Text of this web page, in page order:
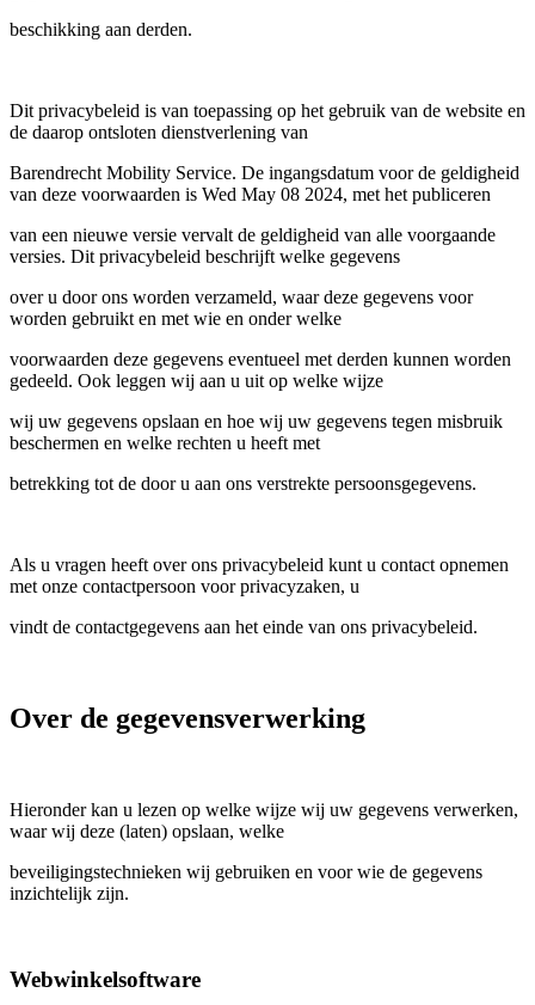
beschikking aan derden.
Dit privacybeleid is van toepassing op het gebruik van de website en
de daarop ontsloten dienstverlening van
Barendrecht Mobility Service. De ingangsdatum voor de geldigheid
van deze voorwaarden is Wed May 08 2024, met het publiceren
van een nieuwe versie vervalt de geldigheid van alle voorgaande
versies. Dit privacybeleid beschrijft welke gegevens
over u door ons worden verzameld, waar deze gegevens voor
worden gebruikt en met wie en onder welke
voorwaarden deze gegevens eventueel met derden kunnen worden
gedeeld. Ook leggen wij aan u uit op welke wijze
wij uw gegevens opslaan en hoe wij uw gegevens tegen misbruik
beschermen en welke rechten u heeft met
betrekking tot de door u aan ons verstrekte persoonsgegevens.
Als u vragen heeft over ons privacybeleid kunt u contact opnemen
met onze contactpersoon voor privacyzaken, u
vindt de contactgegevens aan het einde van ons privacybeleid.
Over de gegevensverwerking
Hieronder kan u lezen op welke wijze wij uw gegevens verwerken,
waar wij deze (laten) opslaan, welke
beveiligingstechnieken wij gebruiken en voor wie de gegevens
inzichtelijk zijn.
Webwinkelsoftware